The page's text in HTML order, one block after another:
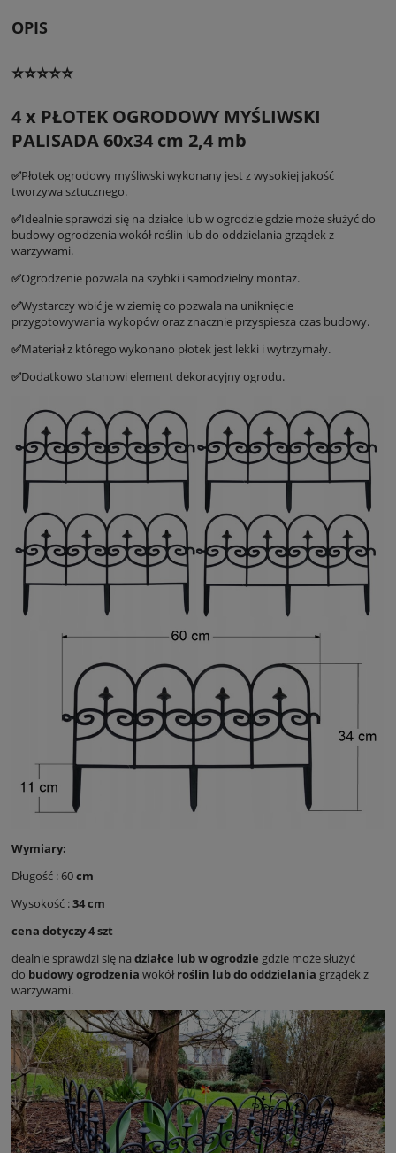
OPIS
⭐⭐⭐⭐⭐
4 x PŁOTEK OGRODOWY MYŚLIWSKI
PALISADA 60x34 cm 2,4 mb
✅Płotek ogrodowy myśliwski wykonany jest z wysokiej jakość
tworzywa sztucznego.
✅Idealnie sprawdzi się na działce lub w ogrodzie gdzie może służyć do
budowy ogrodzenia wokół roślin lub do oddzielania grządek z
warzywami.
✅Ogrodzenie pozwala na szybki i samodzielny montaż.
✅Wystarczy wbić je w ziemię co pozwala na uniknięcie
przygotowywania wykopów oraz znacznie przyspiesza czas budowy.
✅Materiał z którego wykonano płotek jest lekki i wytrzymały.
✅Dodatkowo stanowi element dekoracyjny ogrodu.
Wymiary:
Długość : 60cm
Wysokość :34 cm
cena dotyczy 4 szt
dealnie sprawdzi się na działce lub w ogrodzie gdzie może służyć
do budowy ogrodzenia wokółroślin lub do oddzielania grządek z
warzywami.